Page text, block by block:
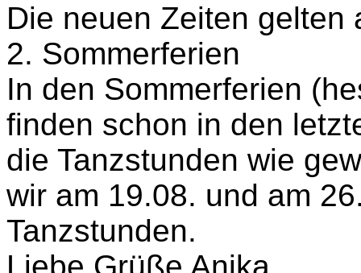
Die neuen Zeiten gelten
2. Sommerferien
In den Sommerferien
finden schon in den
die Tanzstunden wie
wir am 19.08. und am
Tanzstunden.